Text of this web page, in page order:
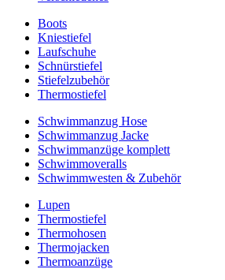
Boots
Kniestiefel
Laufschuhe
Schnürstiefel
Stiefelzubehör
Thermostiefel
Schwimmanzug Hose
Schwimmanzug Jacke
Schwimmanzüge komplett
Schwimmoveralls
Schwimmwesten & Zubehör
Lupen
Thermostiefel
Thermohosen
Thermojacken
Thermoanzüge